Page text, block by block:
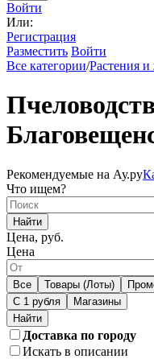
Войти
Или:
Регистрация
Разместить Войти
Все категории/Растения
Рекомендуемые на Ау.ру
Что ищем?
Найти
Цена, руб.
Цена
Все Товары (Лоты)
С 1 рубля
Магазины
Доставка по городу
Искать в описании